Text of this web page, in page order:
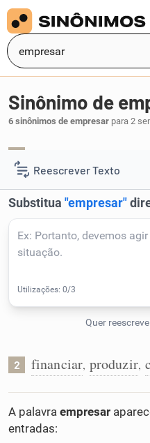
Reescrever Texto
Resumir Texto
Corrigir Texto
Detector de IA
Humanizador de IA
Cata-letras
Sinônimo de
6 sinônimos de empresar para 2
2 financiar, produzir,
A palavra empresar
entradas: